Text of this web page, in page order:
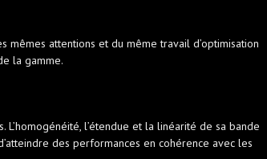
mêmes attentions et du même travail d’optimisation
la gamme.
l’étendue et la linéarité de sa bande
des performances en cohérence avec les